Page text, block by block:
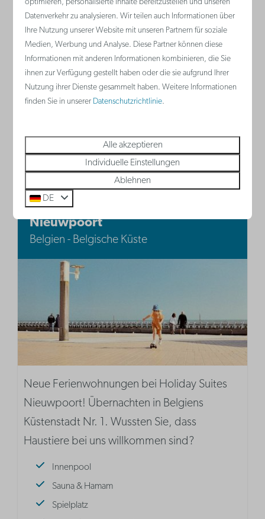
2 Personen
Belgische Küste
2
Klimaanlage
Ansehen
4
Küche
Nieuwpoort
Belgien - Belgische Küste
Neue Ferienwohnungen bei Holiday Suites
Nieuwpoort! Übernachten in Belgiens
Küstenstadt Nr. 1. Wussten Sie, dass
Haustiere bei uns willkommen sind?
Innenpool
Sauna & Hamam
Spielplatz
optimieren, personalisierte Inhalte bereitzustellen und unseren
Datenverkehr zu analysieren. Wir teilen auch Informationen über
Ihre Nutzung unserer Website mit unseren Partnern für soziale
Medien, Werbung und Analyse. Diese Partner können diese
Informationen mit anderen Informationen kombinieren, die Sie
ihnen zur Verfügung gestellt haben oder die sie aufgrund Ihrer
Nutzung ihrer Dienste gesammelt haben. Weitere Informationen
finden Sie in unserer Datenschutzrichtlinie.
Alle akzeptieren
Individuelle Einstellungen
Ablehnen
DE